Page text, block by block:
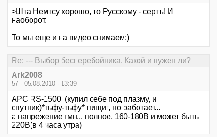
>Шта Немтсу хорошо, то Русскому - сертъ! И
наоборот.
То мы еще и на видео снимаем;)
Re: --- Выбор бесперебойника. Какой и нужен ли?
Ark2008
57 - 05.08.2010 - 13:39
APC RS-1500I (купил себе под плазму, и
спутник)*тьфу-тьфу* пищит, но работает...
а напрежение гмн... полное, 160-180В и может быть
220В(в 4 часа утра)